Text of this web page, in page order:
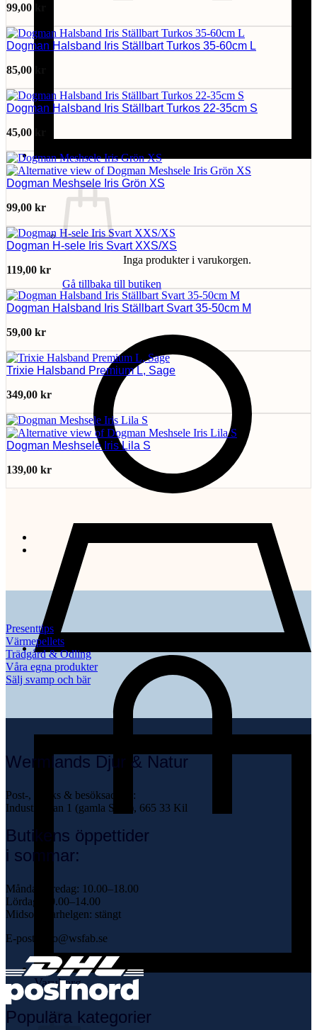
Inga produkter i varukorgen.
Gå tillbaka till butiken
Varukorg
99,00
Dogman Halsband Iris Ställbart Turkos 35-60cm L
85,00
Dogman Halsband Iris Ställbart Turkos 22-35cm S
45,00
Dogman Meshsele Iris Grön XS
99,00 kr
Dogman H-sele Iris Svart XXS/XS
119,00 kr
Dogman Halsband Iris Ställbart Svart 35-50cm M
59,00 kr
Trixie Halsband Premium L, Sage
349,00 kr
Dogman Meshsele Iris Lila S
139,00 kr
Presenttips
Värmepellets
Trädgård & Odling
Våra egna produkter
Sälj svamp och bär
Wermlands Djur & Natur
Post-, butiks & besöksadress:
Industrigatan 1 (gamla Scan), 665 33 Kil
Butikens öppettider
i sommar:
Måndag–fredag: 10.00–18.00
Lördag: 10.00–14.00
Midsommarhelgen: stängt
E-post: info@wsfab.se
Populära kategorier